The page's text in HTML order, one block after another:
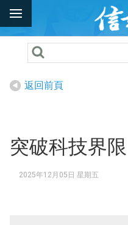
返回前頁
突破科技界
2025年12月05日 星期五